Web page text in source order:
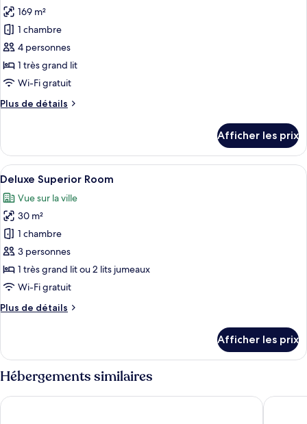
photos
pour
ce
type
de
chambre :
Suite
169 m²
1 chambre
4 personnes
1 très grand lit
Wi-Fi gratuit
Plus de détails
Plus
Suite
présidentielle
Afficher les prix
Afficher
toutes
les
photos
pour
ce
type
de
chambre :
Deluxe
Une chambre d’hôtel avec un
6
Deluxe Superior Room
Vue sur la ville
30 m²
1 chambre
3 personnes
1 très grand lit ou 2 lits jumeaux
Wi-Fi gratuit
Plus de détails
Plus
Deluxe
Superior
Room
Afficher les prix
Hébergements similaires
Somerset Rama 9 Bangkok Jubilee